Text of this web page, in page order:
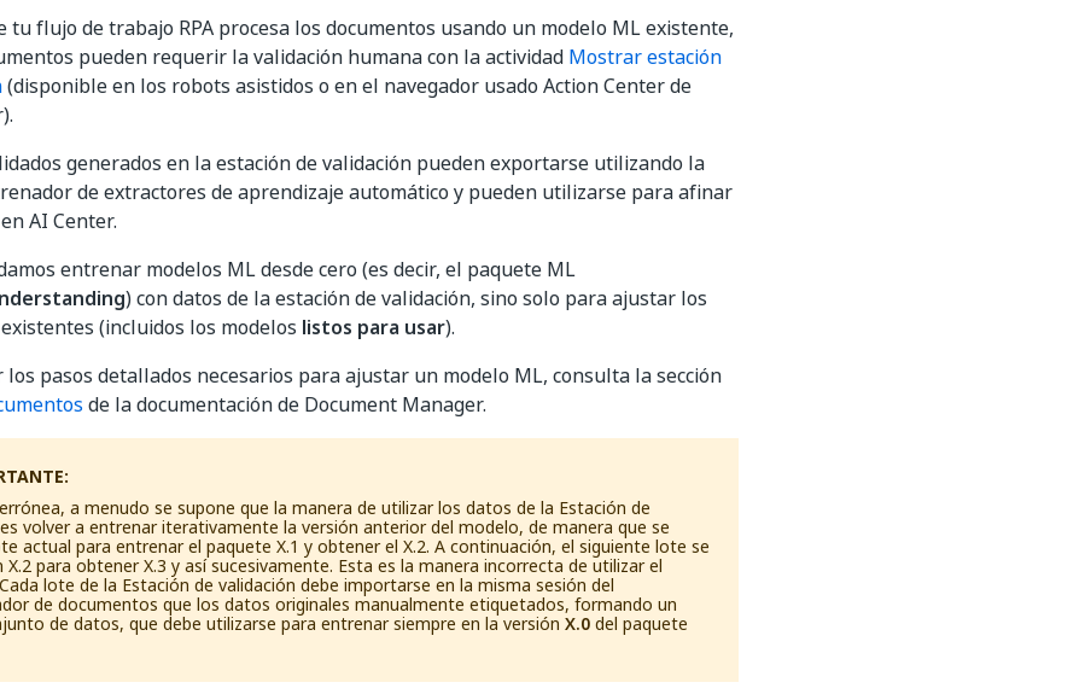
tu flujo de trabajo RPA procesa los documentos usando un modelo ML existente,
pueden requerir la validación humana con la actividad Mostrar estación
(disponible en los robots asistidos o en el navegador usado Action Center de
generados en la estación de validación pueden exportarse utilizando la
de extractores de aprendizaje automático y pueden utilizarse para afinar
AI Center.
entrenar modelos ML desde cero (es decir, el paquete ML
) con datos de la estación de validación, sino solo para ajustar los
(incluidos los modelos listos para usar).
los pasos detallados necesarios para ajustar un modelo ML, consulta la sección
de la documentación de Document Manager.
a menudo se supone que la manera de utilizar los datos de la Estación de
volver a entrenar iterativamente la versión anterior del modelo, de manera que se
actual para entrenar el paquete X.1 y obtener el X.2. A continuación, el siguiente lote se
X.2 para obtener X.3 y así sucesivamente. Esta es la manera incorrecta de utilizar el
lote de la Estación de validación debe importarse en la misma sesión del
de documentos que los datos originales manualmente etiquetados, formando un
de datos, que debe utilizarse para entrenar siempre en la versión X.0del paquete